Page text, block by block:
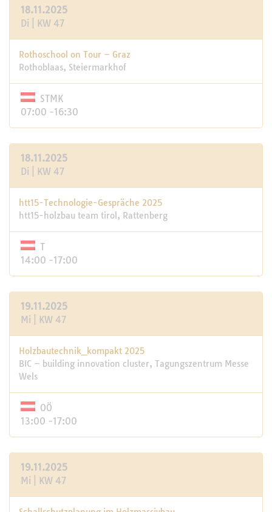
18.11.2025
Di | KW 47
Rothoschool on Tour – Graz
Rothoblaas, Steiermarkhof
STMK
07:00 -16:30
18.11.2025
Di | KW 47
htt15-Technologie-Gespräche 2025
htt15-holzbau team tirol, Rattenberg
T
14:00 -17:00
19.11.2025
Mi | KW 47
Holzbautechnik_kompakt 2025
BIC – building innovation cluster, Tagungszentrum Messe
Wels
OÖ
13:00 -17:00
19.11.2025
Mi | KW 47